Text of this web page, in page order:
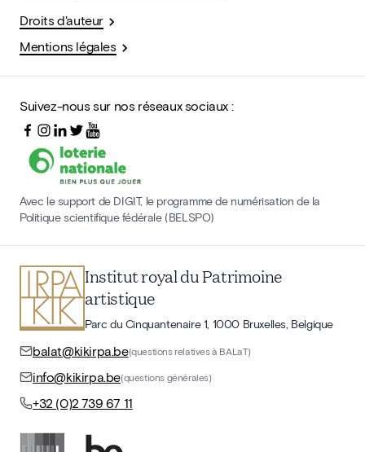
Droits d'auteur
Mentions légales
Suivez-nous sur nos réseaux sociaux :
Avec le support de DIGIT, le programme de numérisation de la
Politique scientifique fédérale (BELSPO)
Institut royal du Patrimoine
artistique
Parc du Cinquantenaire 1, 1000 Bruxelles, Belgique
balat@kikirpa.be(questions relatives à BALaT)
info@kikirpa.be(questions générales)
+32 (0)2 739 67 11